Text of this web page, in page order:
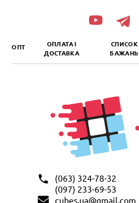
ОПТ
ОПЛАТА І
ДОСТАВКА
СПИСОК
БАЖАНЬ
(063) 324-78-32
(097) 233-69-53
cubes.ua@gmail.com